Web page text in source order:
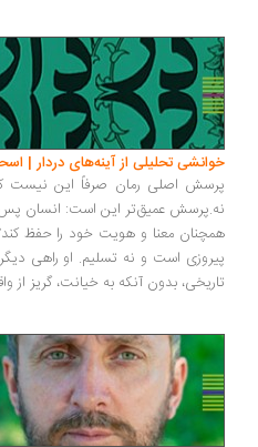
تحلیلی از آینه‌های دردار | اسحاق
اصلی رمان صرفاً این نیست که آیا
عمیق‌تر این است: انسان پس از
معنا و هویت خود را حفظ کند؟...
است و نه تسلیم. او راهی دیگر را
بدون آنکه به خیانت، گریز از واقعیت